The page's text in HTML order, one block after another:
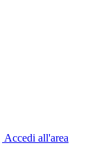
Accedi all'area